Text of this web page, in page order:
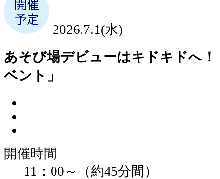
2026.7.1(水)
あそび場デビューはキドキドへ
ベント」
開催時間
11：00～（約45分間）